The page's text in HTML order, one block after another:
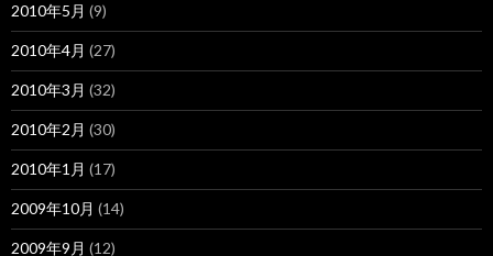
2010年5月 (9)
2010年4月 (27)
2010年3月 (32)
2010年2月 (30)
2010年1月 (17)
2009年10月 (14)
2009年9月 (12)